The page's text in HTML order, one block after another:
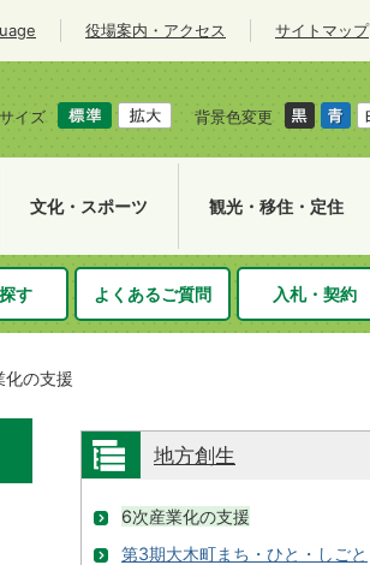
役場案内・アクセス サイトマップ
イズ 背景色変更
文化・スポーツ 観光・移住・定住
す よくあるご質問 入札・契約
化の支援
地方創生
6次産業化の支援
第3期大木町まち・ひと・しごと